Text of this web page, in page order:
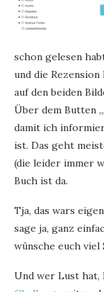
schon gelesen
und die
auf den beiden
Über dem Butten
damit ich
ist. Das geht
(die leider immer
Buch ist da.
Tja, das wars
sage ja, ganz
wünsche euch viel
Und wer Lust hat,